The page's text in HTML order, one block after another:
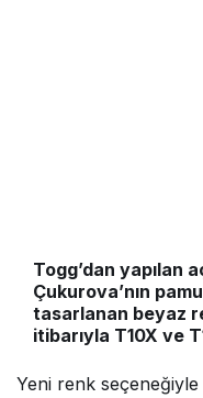
Togg’dan yapılan
Çukurova’nın
tasarlanan beyaz
itibarıyla T10X ve
Yeni renk